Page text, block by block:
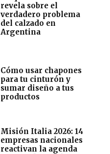
revela sobre el
verdadero problema
del calzado en
Argentina
Cómo usar chapones
para tu cinturón y
sumar diseño a tus
productos
Misión Italia 2026: 14
empresas nacionales
reactivan la agenda